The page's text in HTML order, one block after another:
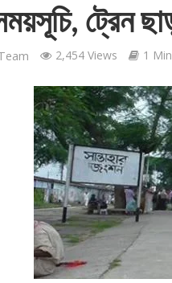
ট্রেন
2,454 Views 1